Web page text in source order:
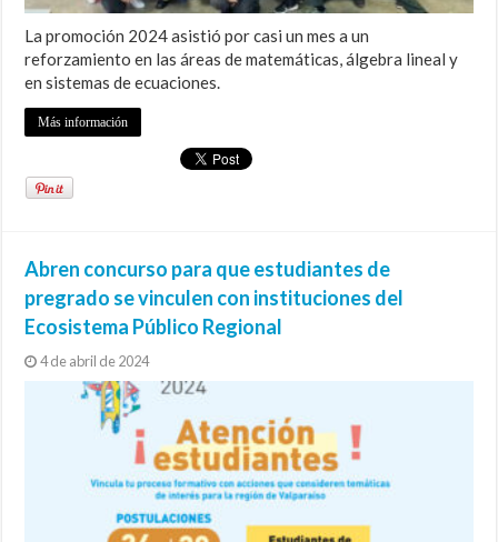
La promoción 2024 asistió por casi un mes a un
reforzamiento en las áreas de matemáticas, álgebra lineal y
en sistemas de ecuaciones.
Más información
Abren concurso para que estudiantes de
pregrado se vinculen con instituciones del
Ecosistema Público Regional
4 de abril de 2024